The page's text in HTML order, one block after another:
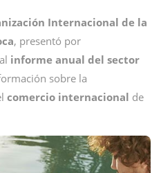
Internacional de la
, presentó por
informe anual del sector
sobre la
comercio internacional de